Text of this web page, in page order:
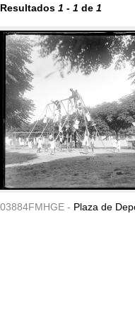
Resultados 1 - 1 de 1
03884FMHGE - Plaza de